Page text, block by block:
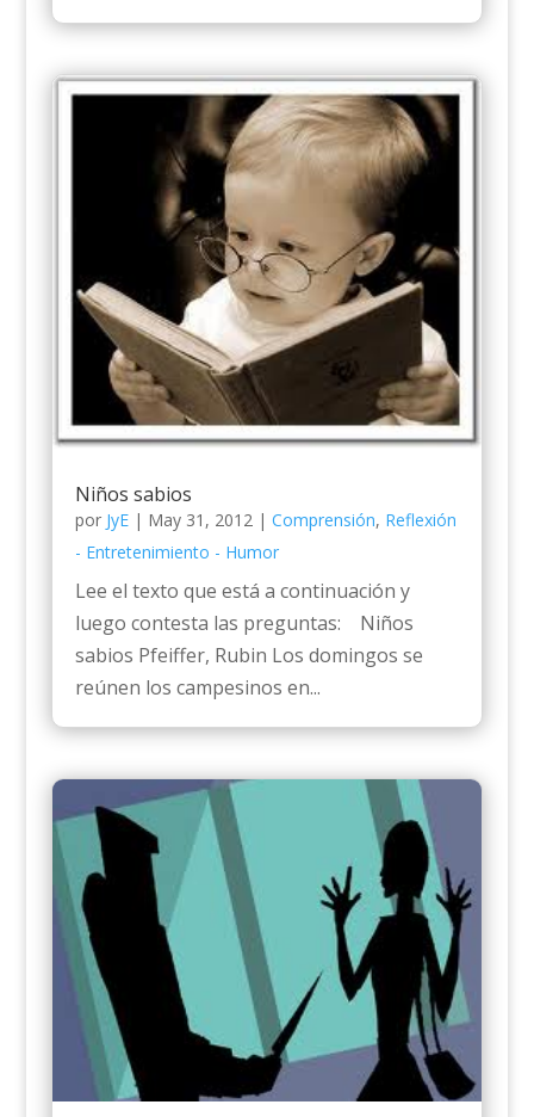
Niños sabios
por JyE| May 31, 2012| Comprensión, Reflexión
- Entretenimiento - Humor
Lee el texto que está a continuación y
luego contesta las preguntas: Niños
sabios Pfeiffer, Rubin Los domingos se
reúnen los campesinos en...